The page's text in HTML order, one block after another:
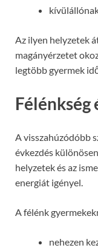
Az ilyen helyzetek
magányérzetet
legtöbb gyermek
Félénkség
A visszahúzódóbb
évkezdés
helyzetek és az
energiát igényel.
A félénk
nehezen